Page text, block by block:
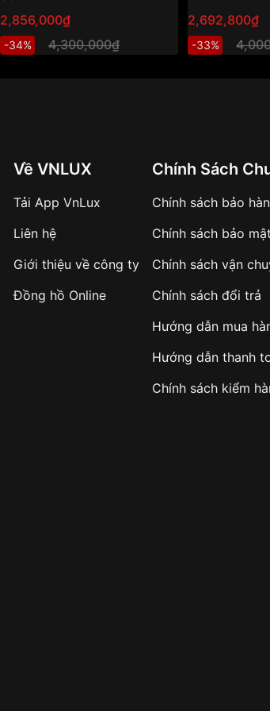
2,856,000₫
-34% 4,300,000₫
2,692,800₫
-33%
Về VNLUX
Tải App VnLux
Liên hệ
Giới thiệu về công ty
Đồng hồ Online
Chính Sách
Chính sách bảo
Chính sách bảo mật
Chính sách vận
Chính sách đổi trả
Hướng dẫn mua
Hướng dẫn thanh
Chính sách kiểm